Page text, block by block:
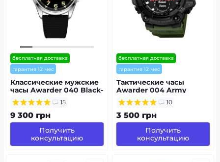
бесплатная доставка
гарантия 12 мес
Классические мужские
часы Awarder 040 Black-
Silver под
Индивидуальный
дизайн
15
9 300 грн
Получить
консультацию
бесплатная доставка
гарантия 12 мес
Тактические часы
Awarder 004 Army
Green под
Индивидуальный
дизайн,
водонепроницаемый,
будильник
10
3 500 грн
Получить
консультацию